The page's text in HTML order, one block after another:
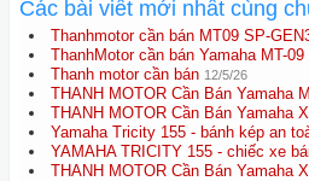
Các bài viết mới nhất cùng
Thanhmotor cần bán MT09 SP-
ThanhMotor cần bán Yamaha MT-09
Thanh motor cần bán 12/5/26
THANH MOTOR Cần Bán Yamaha
THANH MOTOR Cần Bán Yamaha
Yamaha Tricity 155 - bánh kép an
YAMAHA TRICITY 155 - chiếc xe
THANH MOTOR Cần Bán Yamaha